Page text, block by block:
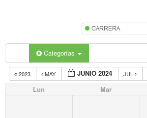
Categorías
2023 MAY JUNIO 2024 JUL
Lun Mar